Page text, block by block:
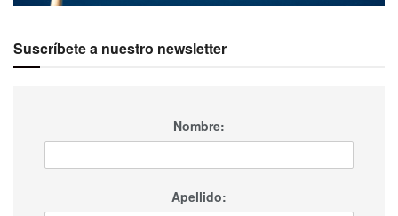
Suscríbete a nuestro newsletter
Nombre:
Apellido: